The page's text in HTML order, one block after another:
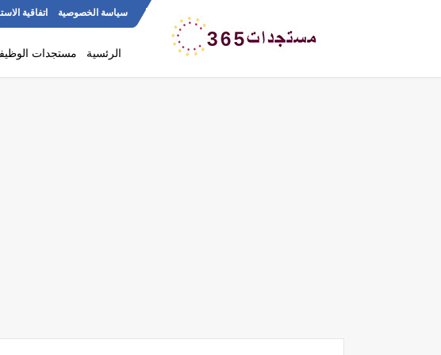
سياسة الخصوصية اتفاقية
الرئسية مستجدات